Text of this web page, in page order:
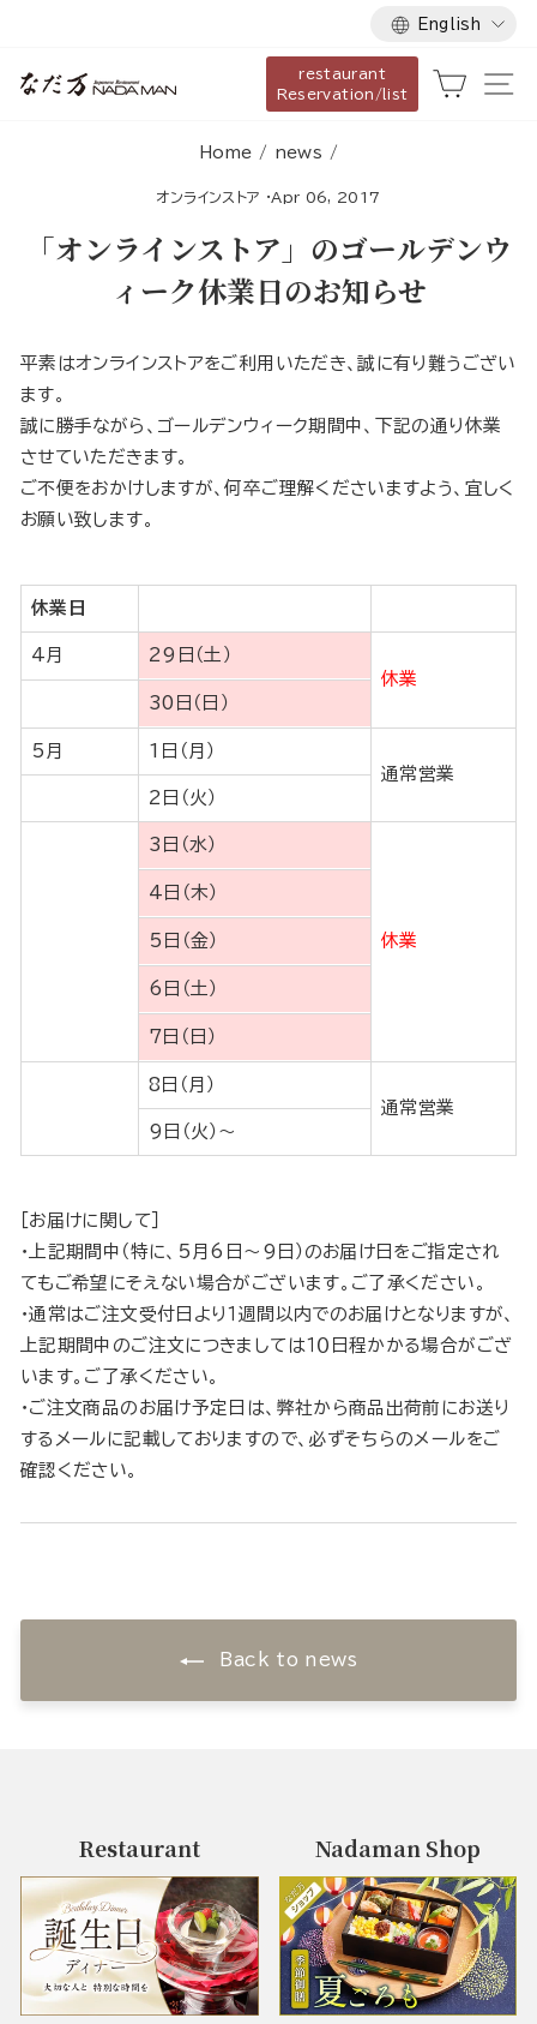
content
Language
English
restaurant
Reservation/list
Cart
Home / news /
オンラインストア ·Apr 06, 2017
「オンラインストア」のゴールデンウ
ィーク休業日のお知らせ
平素はオンラインストアをご利用いただき、誠に有り難うござい
ます。
誠に勝手ながら、ゴールデンウィーク期間中、下記の通り休業
させていただきます。
ご不便をおかけしますが、何卒ご理解くださいますよう、宜しく
お願い致します。
休業日
4月
29日（土）
休業
30日（日）
5月
1日（月）
通常営業
2日（火）
3日（水）
休業
4日（木）
5日（金）
6日（土）
7日（日）
8日（月）
通常営業
9日（火）〜
［お届けに関して］
・上記期間中（特に、5月6日～9日）のお届け日をご指定され
てもご希望にそえない場合がございます。ご了承ください。
・通常はご注文受付日より１週間以内でのお届けとなりますが、
上記期間中のご注文につきましては１０日程かかる場合がござ
います。ご了承ください。
・ご注文商品のお届け予定日は、弊社から商品出荷前にお送り
するメールに記載しておりますので、必ずそちらのメールをご
確認ください。
Back to news
Restaurant Nadaman Shop